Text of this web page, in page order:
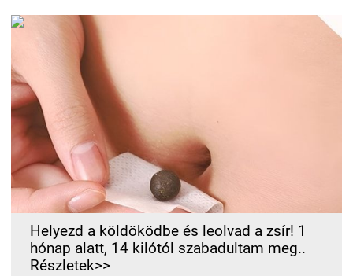
Helyezd a köldöködbe és leolvad a zsír! 1
hónap alatt, 14 kilótól szabadultam meg..
Részletek>>